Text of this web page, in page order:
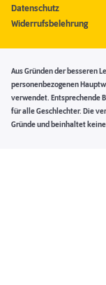
Datenschutz
Widerrufsbelehrung
Aus Gründen der besseren
personenbezogenen
verwendet. Entsprechende
für alle Geschlechter. Die
Gründe und beinhaltet keine